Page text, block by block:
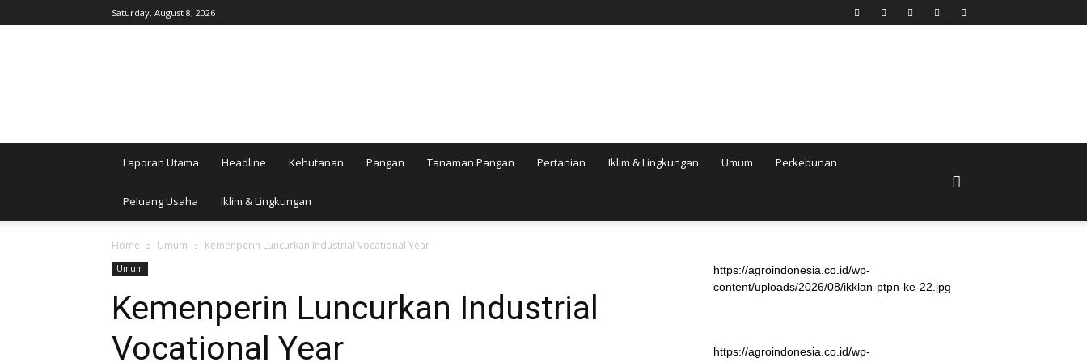
Saturday, August 8, 2026
Laporan Utama Headline Kehutanan Pangan Tanaman Pangan Pertanian Iklim & Lingkungan Umum Perkebunan
Peluang Usaha Iklim & Lingkungan
Home Umum Kemenperin Luncurkan Industrial Vocational Year
Umum
Kemenperin Luncurkan Industrial
Vocational Year
https://agroindonesia.co.id/wp-
content/uploads/2026/08/ikklan-ptpn-ke-22.jpg
https://agroindonesia.co.id/wp-